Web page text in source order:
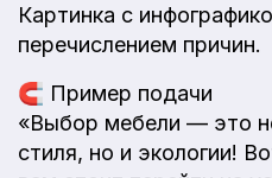
Картинка с
перечислением причин.
🧲 Пример подачи
«Выбор мебели — это
стиля, но и экологии!